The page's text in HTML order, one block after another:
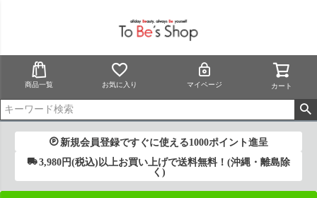
商品一覧 お気に入り マイページ カート
新規会員登録ですぐに使える1000ポイント進呈
3,980円(税込)以上お買い上げで送料無料！(沖縄・離島除
く)